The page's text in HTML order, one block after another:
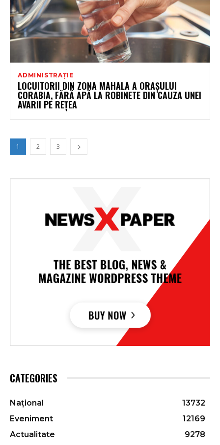
ADMINISTRAȚIE
LOCUITORII DIN ZONA MAHALA A ORAȘULUI
CORABIA, FĂRĂ APĂ LA ROBINETE DIN CAUZA UNEI
AVARII PE REȚEA
1 2 3
CATEGORIES
Național
13732
Eveniment
12169
Actualitate
9278